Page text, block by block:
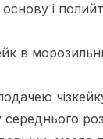
основу і
в
середнього